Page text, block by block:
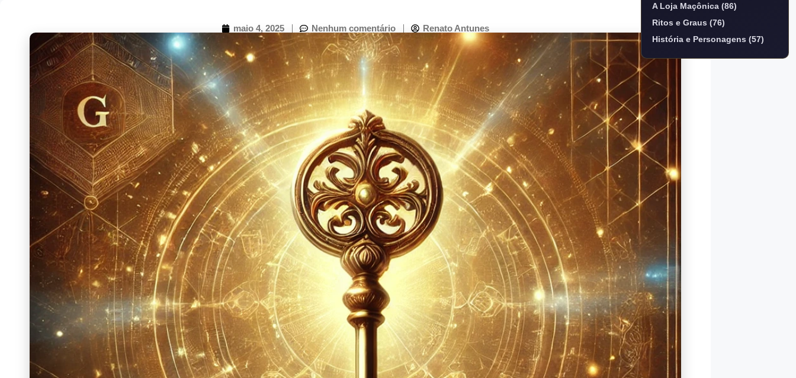
maio 4, 2025 Nenhum comentário Renato Antunes
A Loja Maçônica (86)
Ritos e Graus (76)
História e Personagens (57)